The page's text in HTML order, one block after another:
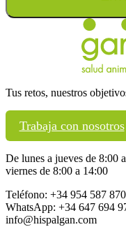
Tus retos, nuestros
Trabaja con nosotros
De lunes a jueves de 8:00
viernes de 8:00 a 14:00
Teléfono: +34 954 587 870
WhatsApp: +34 647 694
info@hispalgan.com